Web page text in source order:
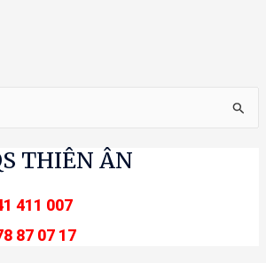
THIÊN ÂN
411 007
87 07 17